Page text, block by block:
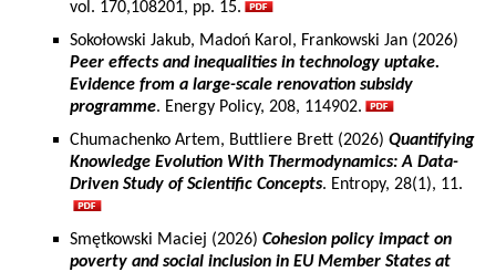
vol. 170,108201, pp. 15.
Sokołowski Jakub, Madoń Karol, Frankowski Jan (2026)
Peer effects and inequalities in technology uptake.
Evidence from a large-scale renovation subsidy
programme. Energy Policy, 208, 114902.
Chumachenko Artem, Buttliere Brett (2026) Quantifying
Knowledge Evolution With Thermodynamics: A Data-
Driven Study of Scientific Concepts. Entropy, 28(1), 11.
Smętkowski Maciej (2026) Cohesion policy impact on
poverty and social inclusion in EU Member States at